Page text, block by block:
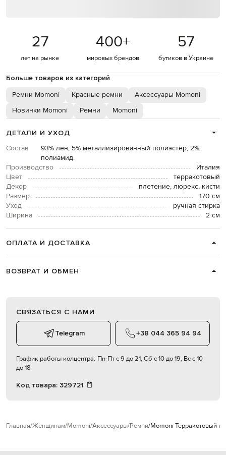
27
лет на рынке
400+
мировых брендов
57
бутиков в Украине
Больше товаров из категорий
Ремни Momoni Красные ремни
Аксессуары Momoni
Новинки Momoni
Ремни Momoni
ДЕТАЛИ И УХОД
Состав
93% лен, 5% металлизированный полиэстер, 2%
полиамид.
Производство
Италия
Цвет
терракотовый
Декор
плетение, люрекс, кисти
Размер
170 см
Уход
ручная стирка
Ширина
2 см
ОПЛАТА И ДОСТАВКА
ВОЗВРАТ И ОБМЕН
СВЯЗАТЬСЯ С НАМИ
Telegram +38 044 365 94 94
График работы колцентра: Пн-Пт с 9 до 21, Сб с 10 до 19, Вс с 10
до 18
Код товара: 329721
Главная Женщинам Momoni Аксессуары Ремни Momoni Терракотовый